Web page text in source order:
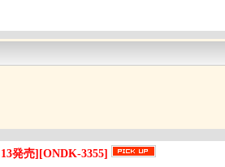
発売] [ONDK-3355]